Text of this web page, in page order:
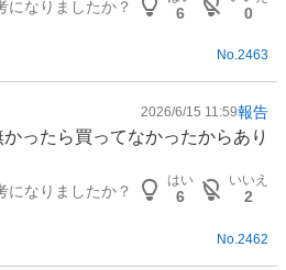
になりましたか？ 6
0
No.2463
2026/6/15 11:59報告
ったら買ってなかったからあり
になりましたか？
はい
6
いいえ
2
No. 2462